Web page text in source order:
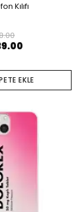
Kılıfı
EKLE